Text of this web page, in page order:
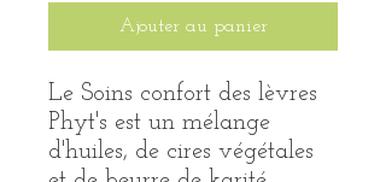
Ajouter au panier
Le Soins confort des lèvres
Phyt's est un mélange
d'huiles, de cires végétales